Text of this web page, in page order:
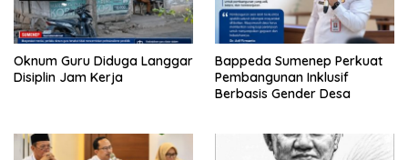
Oknum Guru Diduga Langgar
Disiplin Jam Kerja
Bappeda Sumenep Perkuat
Pembangunan Inklusif
Berbasis Gender Desa